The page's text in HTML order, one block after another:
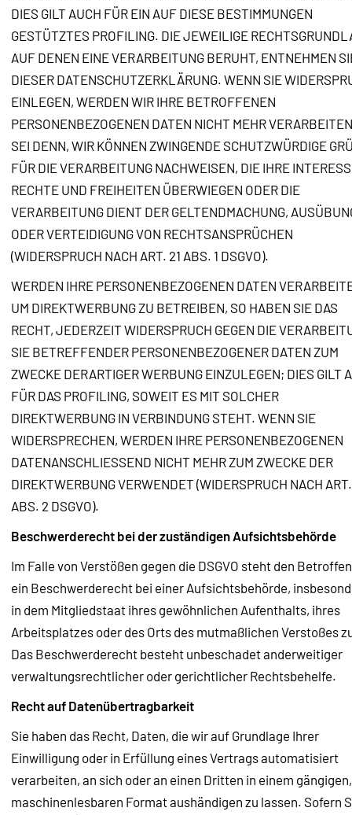
DIES GILT AUCH FÜR EIN AUF DIESE BESTIMMUNGEN
GESTÜTZTES PROFILING. DIE JEWEILIGE
AUF DENEN EINE VERARBEITUNG BERUHT, ENTNEHMEN
DIESER DATENSCHUTZERKLÄRUNG. WENN SIE
EINLEGEN, WERDEN WIR IHRE BETROFFENEN
PERSONENBEZOGENEN DATEN NICHT MEHR
SEI DENN, WIR KÖNNEN ZWINGENDE SCHUTZWÜRDIGE
FÜR DIE VERARBEITUNG NACHWEISEN, DIE IHRE
RECHTE UND FREIHEITEN ÜBERWIEGEN ODER DIE
VERARBEITUNG DIENT DER GELTENDMACHUNG,
ODER VERTEIDIGUNG VON RECHTSANSPRÜCHEN
(WIDERSPRUCH NACH ART. 21 ABS. 1 DSGVO).
WERDEN IHRE PERSONENBEZOGENEN DATEN
UM DIREKTWERBUNG ZU BETREIBEN, SO HABEN SIE DAS
RECHT, JEDERZEIT WIDERSPRUCH GEGEN DIE
SIE BETREFFENDER PERSONENBEZOGENER DATEN ZUM
ZWECKE DERARTIGER WERBUNG EINZULEGEN; DIES GILT
FÜR DAS PROFILING, SOWEIT ES MIT SOLCHER
DIREKTWERBUNG IN VERBINDUNG STEHT. WENN SIE
WIDERSPRECHEN, WERDEN IHRE PERSONENBEZOGENEN
DATENANSCHLIESSEND NICHT MEHR ZUM ZWECKE DER
DIREKTWERBUNG VERWENDET (WIDERSPRUCH NACH
ABS. 2 DSGVO).
Beschwerderecht bei der zuständigen Aufsichtsbehörde
Im Falle von Verstößen gegen die DSGVO steht den
ein Beschwerderecht bei einer Aufsichtsbehörde,
in dem Mitgliedstaat ihres gewöhnlichen Aufenthalts, ihres
Arbeitsplatzes oder des Orts des mutmaßlichen Verstoßes
Das Beschwerderecht besteht unbeschadet anderweitiger
verwaltungsrechtlicher oder gerichtlicher Rechtsbehelfe.
Recht auf Datenübertragbarkeit
Sie haben das Recht, Daten, die wir auf Grundlage Ihrer
Einwilligung oder in Erfüllung eines Vertrags automatisiert
verarbeiten, an sich oder an einen Dritten in einem gängigen,
maschinenlesbaren Format aushändigen zu lassen. Sofern